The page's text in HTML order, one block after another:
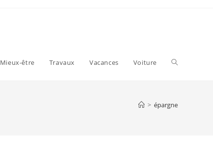
Mieux-être Travaux Vacances Voiture Toggle
> épargne